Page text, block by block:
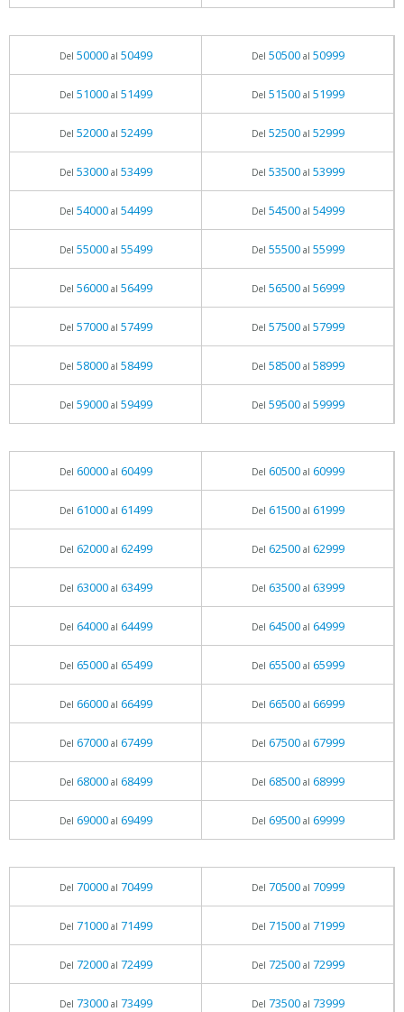
Del 50000al 50499 Del 50500al 50999
Del 51000al 51499 Del 51500al 51999
Del 52000al 52499 Del 52500al 52999
Del 53000al 53499 Del 53500al 53999
Del 54000al 54499 Del 54500al 54999
Del 55000al 55499 Del 55500al 55999
Del 56000al 56499 Del 56500al 56999
Del 57000al 57499 Del 57500al 57999
Del 58000al 58499 Del 58500al 58999
Del 59000al 59499 Del 59500al 59999
Del 60000al 60499 Del 60500al 60999
Del 61000al 61499 Del 61500al 61999
Del 62000al 62499 Del 62500al 62999
Del 63000al 63499 Del 63500al 63999
Del 64000al 64499 Del 64500al 64999
Del 65000al 65499 Del 65500al 65999
Del 66000al 66499 Del 66500al 66999
Del 67000al 67499 Del 67500al 67999
Del 68000al 68499 Del 68500al 68999
Del 69000al 69499 Del 69500al 69999
Del 70000al 70499 Del 70500al 70999
Del 71000al 71499 Del 71500al 71999
Del 72000al 72499 Del 72500al 72999
Del 73000al 73499 Del 73500al 73999